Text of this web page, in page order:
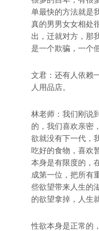
单最快的方法就是
真的男男女女相处
出，迁就对方，那
是一个欺骗，一个
文君：还有人依赖
人用品店。
林老师：我们刚说
的，我们喜欢亲密
欲就没有下一代，
吃好的食物，喜欢
本身是有限度的，
成第一位，把所有
些欲望带来人生的
的欲望拿掉，人生
性欲本身是正常的